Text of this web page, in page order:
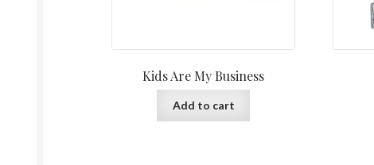
Kids Are My Business
Add to cart